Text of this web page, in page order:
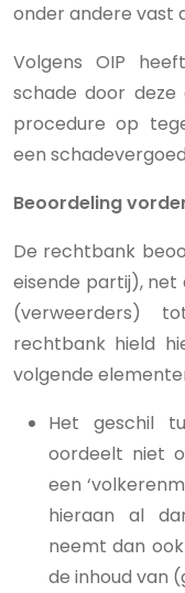
onder andere vast
Volgens OIP
schade door
procedure op
een
Beoordeling
De rechtbank
eisende partij), net
(verweerders)
rechtbank hield
volgende
Het geschil
oordeelt niet
een
hieraan al
neemt dan
de inhoud van